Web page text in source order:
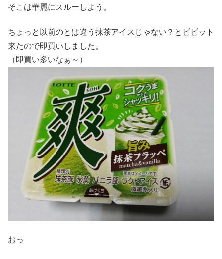
そこは華麗にスルーしよう。
ちょっと以前のとは違う抹茶アイスじゃない？とビビット
来たので即買いしました。
（即買い多いなぁ～）
おっ